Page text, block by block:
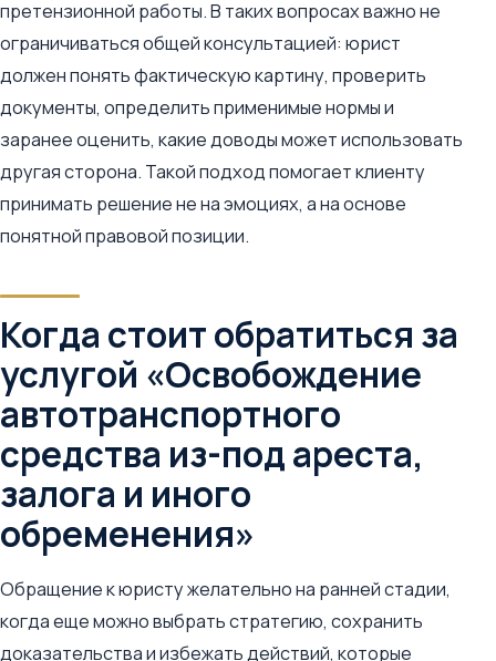
претензионной работы. В таких вопросах важно не
ограничиваться общей консультацией: юрист
должен понять фактическую картину, проверить
документы, определить применимые нормы и
заранее оценить, какие доводы может использовать
другая сторона. Такой подход помогает клиенту
принимать решение не на эмоциях, а на основе
понятной правовой позиции.
Когда стоит обратиться за
услугой «Освобождение
автотранспортного
средства из-под ареста,
залога и иного
обременения»
Обращение к юристу желательно на ранней стадии,
когда еще можно выбрать стратегию, сохранить
доказательства и избежать действий, которые